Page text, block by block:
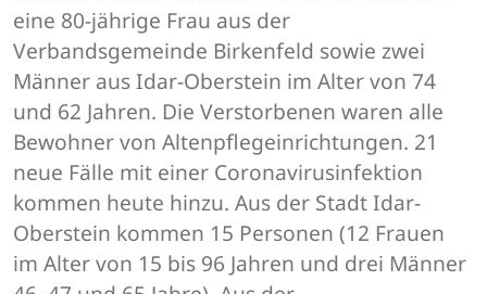
eine 80-jährige Frau aus der
Verbandsgemeinde Birkenfeld sowie zwei
Männer aus Idar-Oberstein im Alter von 74
und 62 Jahren. Die Verstorbenen waren alle
Bewohner von Altenpflegeinrichtungen. 21
neue Fälle mit einer Coronavirusinfektion
kommen heute hinzu. Aus der Stadt Idar-
Oberstein kommen 15 Personen (12 Frauen
im Alter von 15 bis 96 Jahren und drei Männer